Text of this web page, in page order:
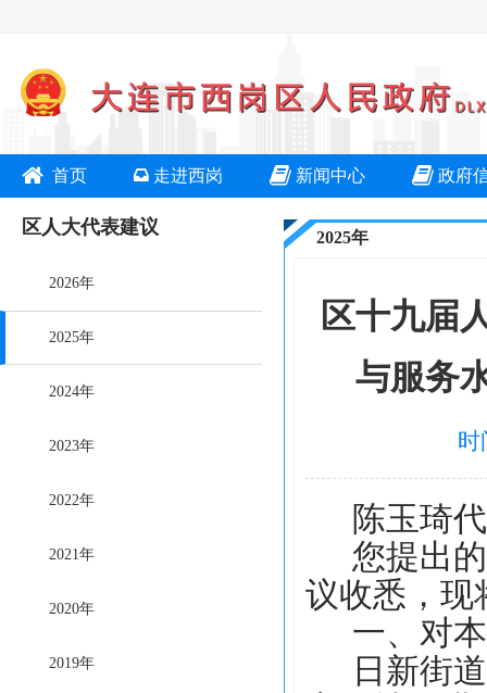
首页 走进西岗 新闻中心 政府
区人大代表建议
2026年
2025年
2024年
2023年
2022年
2021年
2020年
2019年
2025年
区十九届
与服务
时
陈玉琦
您提出
议收悉，现
一、对
日新街